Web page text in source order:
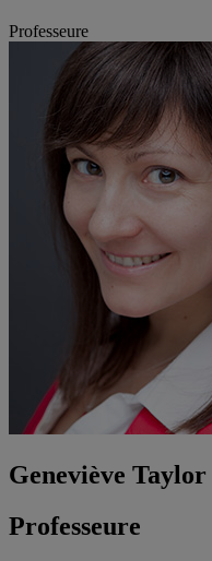
Professeure
Geneviève Taylor
Professeure